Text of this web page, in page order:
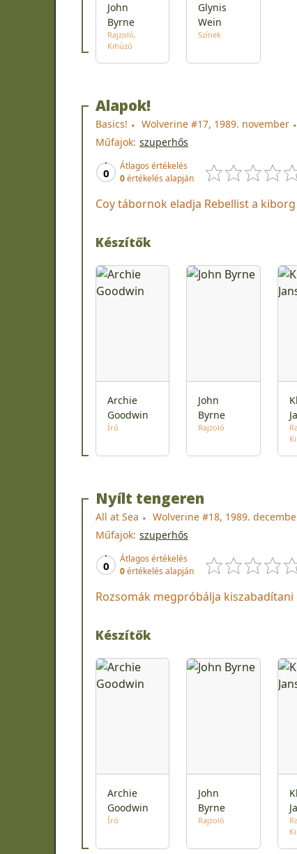
John
Byrne
Rajzoló
Kihúzó
Glynis
Wein
Színek
Alapok!
Basics! Wolverine #17, 1989. november
Műfajok: szuperhős
0
Átlagos értékelés
0értékelés alapján
Coy tábornok eladja Rebellist a
Készítők
Archie
Goodwin
Író
John
Byrne
Rajzoló
Nyílt tengeren
All at Sea Wolverine #18, 1989.
Műfajok: szuperhős
0
Átlagos értékelés
0értékelés alapján
Rozsomák megpróbálja
Készítők
Archie
Goodwin
Író
John
Byrne
Rajzoló